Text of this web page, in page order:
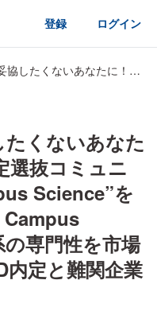
登録 ログイン
【研究も就活も妥協したくないあなたに！！】 理系院生限定選抜コミュニティ“BizReach Campus Science”を徹底解剖！ BizReach Campus Science (BCS) ～理系の専門性を市場価値へ。メーカーR&D内定と難関企業制覇の両立～
たくないあなた
選抜コミュニ
Science”を
専門性を市場
内定と難関企業